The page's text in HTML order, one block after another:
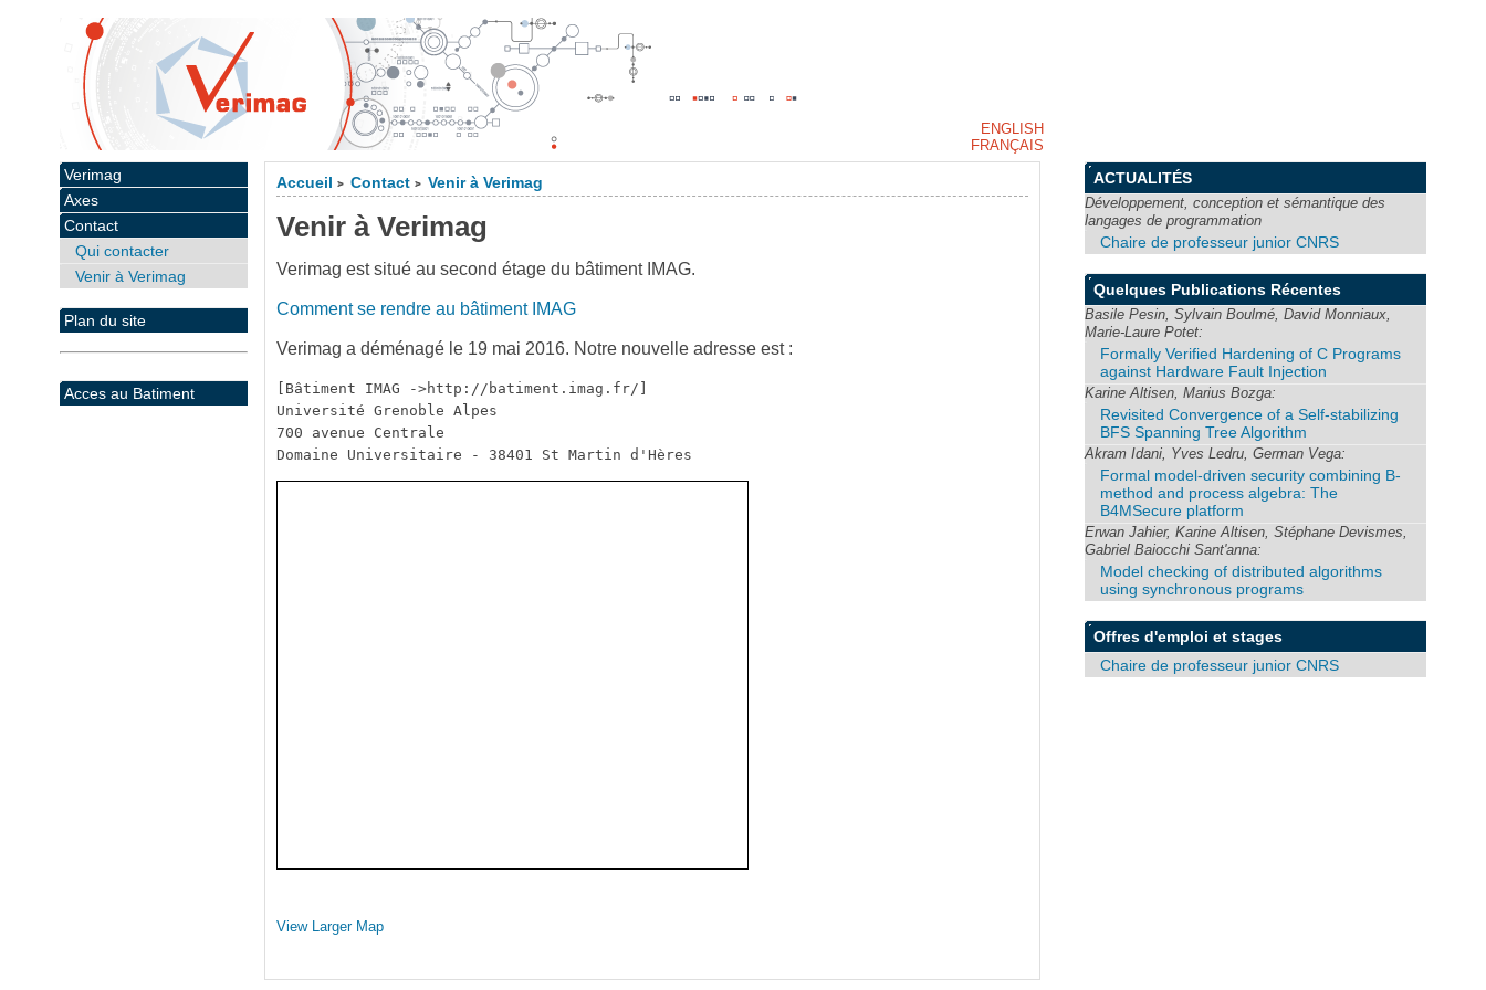
Accueil > Contact > Venir à Verimag
Venir à Verimag
Verimag est situé au second étage du bâtiment IMAG.
Comment se rendre au bâtiment IMAG
Verimag a déménagé le 19 mai 2016. Notre nouvelle adresse est :
[Bâtiment IMAG ->http://batiment.imag.fr/]
Université Grenoble Alpes
700 avenue Centrale
View Larger Map
Verimag
Axes
Contact
Qui contacter
Venir à Verimag
Plan du site
Acces au Batiment
ACTUALITÉS
Développement, conception et sémantique des
langages de programmation
Chaire de professeur junior CNRS
Quelques Publications Récentes
Basile Pesin, Sylvain Boulmé, David Monniaux,
Marie-Laure Potet:
Formally Verified Hardening of C Programs
against Hardware Fault Injection
Karine Altisen, Marius Bozga:
Revisited Convergence of a Self-stabilizing
BFS Spanning Tree Algorithm
Akram Idani, Yves Ledru, German Vega:
Formal model-driven security combining B-
method and process algebra: The
B4MSecure platform
Erwan Jahier, Karine Altisen, Stéphane Devismes,
Gabriel Baiocchi Sant'anna:
Model checking of distributed algorithms
using synchronous programs
Offres d'emploi et stages
Chaire de professeur junior CNRS
ENGLISH
FRANÇAIS